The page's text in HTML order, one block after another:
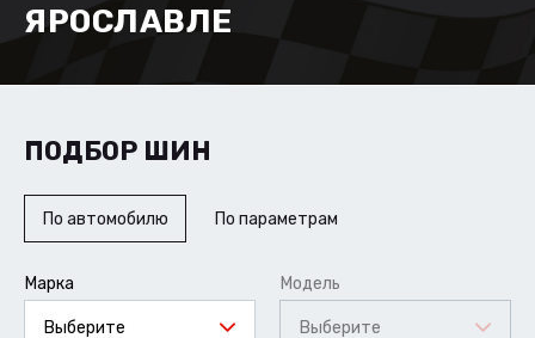
ЯРОСЛАВЛЕ
ПОДБОР ШИН
По автомобилю По параметрам
Марка
Выберите
Модель
Выберите